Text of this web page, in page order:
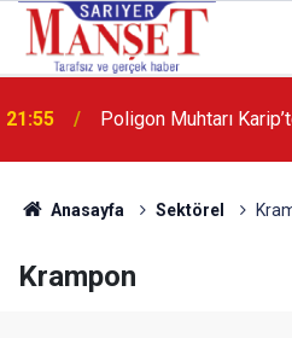
13:36 'Poligon'da İstanbul'a
Anasayfa Sektörel
Krampon